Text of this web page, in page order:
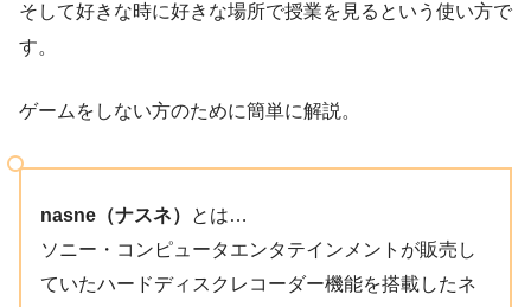
そして好きな時に好きな場所で授業を見るという使い方で
す。
ゲームをしない方のために簡単に解説。
nasne（ナスネ）
とは…
ソニー・コンピュータエンタテインメントが販売し
ていたハードディスクレコーダー機能を搭載したネ